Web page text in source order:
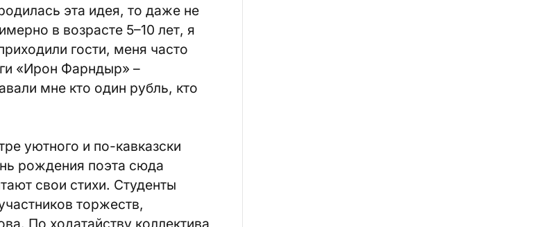
эта идея, то даже не
в возрасте 5–10 лет, я
гости, меня часто
«Ирон Фарндыр» –
мне кто один рубль, кто
уютного и по-кавказски
рождения поэта сюда
свои стихи. Студенты
торжеств,